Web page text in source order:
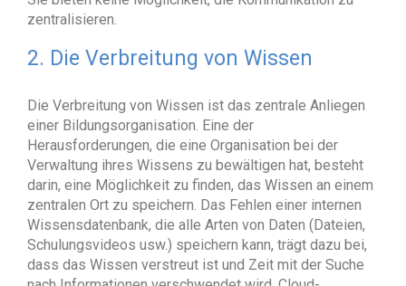
zentralisieren.
2. Die Verbreitung von Wissen
Die Verbreitung von Wissen ist das zentrale Anliegen
einer Bildungsorganisation. Eine der
Herausforderungen, die eine Organisation bei der
Verwaltung ihres Wissens zu bewältigen hat, besteht
darin, eine Möglichkeit zu finden, das Wissen an einem
zentralen Ort zu speichern. Das Fehlen einer internen
Wissensdatenbank, die alle Arten von Daten (Dateien,
Schulungsvideos usw.) speichern kann, trägt dazu bei,
dass das Wissen verstreut ist und Zeit mit der Suche